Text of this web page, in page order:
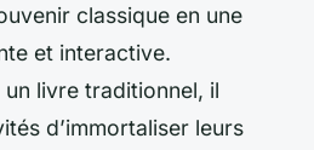
classique en une
et interactive.
livre traditionnel, il
d’immortaliser leurs